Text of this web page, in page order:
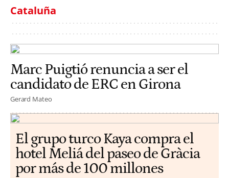
Cataluña
Marc Puigtió renuncia a ser el
candidato de ERC en Girona
Gerard Mateo
El grupo turco Kaya compra el
hotel Meliá del paseo de Gràcia
por más de 100 millones